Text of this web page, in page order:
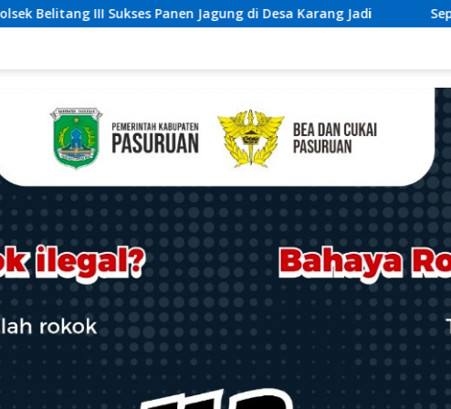
di Desa Karang Jadi Sepekan Buron Seorang Pria